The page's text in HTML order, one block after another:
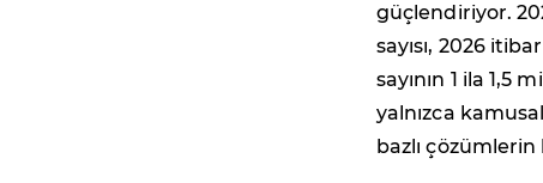
güçlendiriyor.
sayısı, 2026
sayının 1 ila 1,5
yalnızca
bazlı